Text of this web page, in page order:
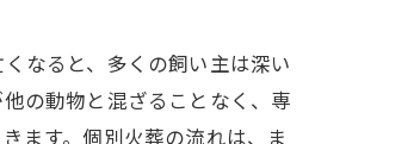
なると、多くの飼い主は深い
の動物と混ざることなく、専
ます。個別火葬の流れは、ま